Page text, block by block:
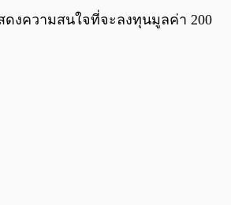
ดงความสนใจที่จะลงทุนมูลค่า 200